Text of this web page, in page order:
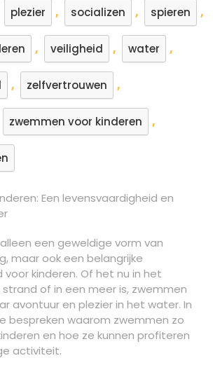
plezier , socializen , spieren ,
, veiligheid , water ,
, zelfvertrouwen ,
zwemmen voor kinderen ,
Een levensvaardigheid en
een geweldige vorm van
maar ook een belangrijke
kinderen. Of het nu in het
of in een meer is, zwemmen
avontuur en plezier in het water. In
bespreken waarom zwemmen zo
en hoe ze kunnen profiteren
activiteit.